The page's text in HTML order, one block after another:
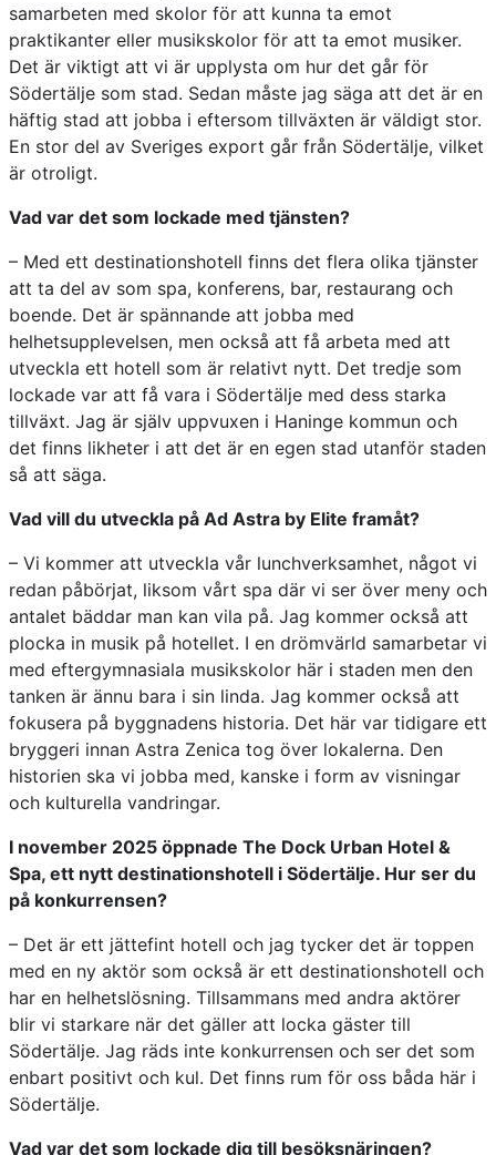
samarbeten med skolor för att kunna ta emot
praktikanter eller musikskolor för att ta emot musiker.
Det är viktigt att vi är upplysta om hur det går för
Södertälje som stad. Sedan måste jag säga att det är en
häftig stad att jobba i eftersom tillväxten är väldigt stor.
En stor del av Sveriges export går från Södertälje, vilket
är otroligt.
Vad var det som lockade med tjänsten?
– Med ett destinationshotell finns det flera olika tjänster
att ta del av som spa, konferens, bar, restaurang och
boende. Det är spännande att jobba med
helhetsupplevelsen, men också att få arbeta med att
utveckla ett hotell som är relativt nytt. Det tredje som
lockade var att få vara i Södertälje med dess starka
tillväxt. Jag är själv uppvuxen i Haninge kommun och
det finns likheter i att det är en egen stad utanför staden
så att säga.
Vad vill du utveckla på Ad Astra by Elite framåt?
– Vi kommer att utveckla vår lunchverksamhet, något vi
redan påbörjat, liksom vårt spa där vi ser över meny och
antalet bäddar man kan vila på. Jag kommer också att
plocka in musik på hotellet. I en drömvärld samarbetar vi
med eftergymnasiala musikskolor här i staden men den
tanken är ännu bara i sin linda. Jag kommer också att
fokusera på byggnadens historia. Det här var tidigare ett
bryggeri innan Astra Zenica tog över lokalerna. Den
historien ska vi jobba med, kanske i form av visningar
och kulturella vandringar.
I november 2025 öppnade The Dock Urban Hotel &
Spa, ett nytt destinationshotell i Södertälje. Hur ser du
på konkurrensen?
– Det är ett jättefint hotell och jag tycker det är toppen
med en ny aktör som också är ett destinationshotell och
har en helhetslösning. Tillsammans med andra aktörer
blir vi starkare när det gäller att locka gäster till
Södertälje. Jag räds inte konkurrensen och ser det som
enbart positivt och kul. Det finns rum för oss båda här i
Södertälje.
Vad var det som lockade dig till besöksnäringen?